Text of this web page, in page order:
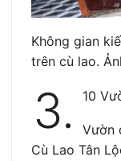
Không gian
trên cù lao.
3. 10
Vườn
Cù Lao Tân